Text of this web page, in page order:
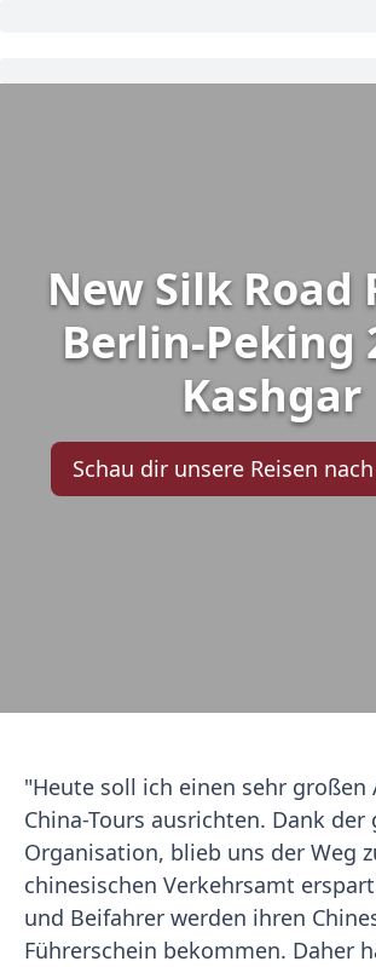
New Silk Road
Berlin-Peking
Kashgar
Schau dir unsere Reisen
"Heute soll ich einen sehr großen
China-Tours ausrichten. Dank der
Organisation, blieb uns der Weg
chinesischen Verkehrsamt
und Beifahrer werden ihren
Führerschein bekommen. Daher